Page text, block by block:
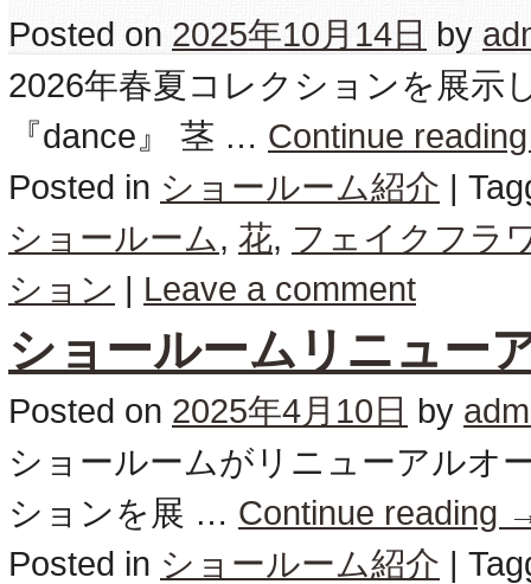
Posted on 2025年10月14日 by
2026年春夏コレクションを展示
『dance』 茎 … Continue
Posted in ショールーム紹介 |
ショールーム, 花, フェイクフラ
ション | Leave a comment
ショールームリニュー
Posted on 2025年4月10日 by
ショールームがリニューアルオ
ションを展 … Continue reading
Posted in ショールーム紹介 |